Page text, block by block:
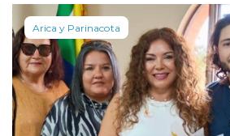
Arica y Parinacota